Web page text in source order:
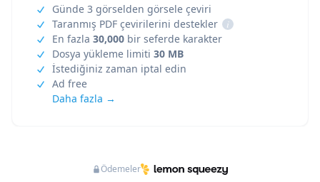
Günde 3 görselden görsele çeviri
Taranmış PDF çevirilerini destekler
i
En fazla 30,000 bir seferde karakter
Dosya yükleme limiti 30 MB
İstediğiniz zaman iptal edin
Ad free
Daha fazla →
Ödemeler